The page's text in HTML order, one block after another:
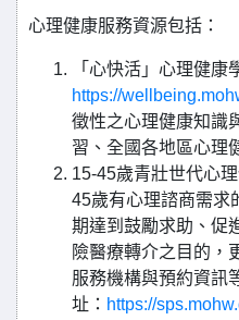
心理健康服務資源包括：
「心快活」心理健康
https://
徵性之心理健康知識
習、全國各地區心理
15-45歲青壯世代心
45歲有心理諮商需求
期達到鼓勵求助、促
險醫療轉介之目的，
服務機構與預約資訊
址： https://